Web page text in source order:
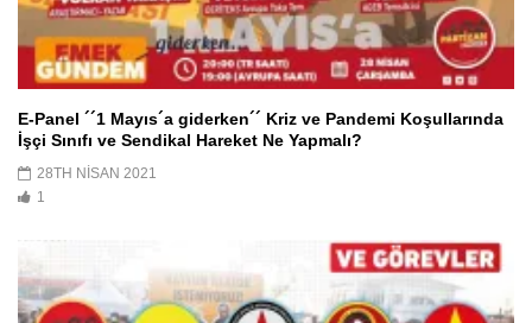
E-Panel ´´1 Mayıs´a giderken´´ Kriz ve Pandemi Koşullarında
İşçi Sınıfı ve Sendikal Hareket Ne Yapmalı?
28TH NISAN 2021
1